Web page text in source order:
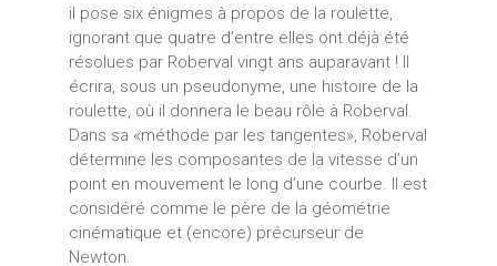
il pose six énigmes à propos de la roulette,
ignorant que quatre d’entre elles ont déjà été
résolues par Roberval vingt ans auparavant ! Il
écrira, sous un pseudonyme, une histoire de la
roulette, où il donnera le beau rôle à Roberval.
Dans sa «méthode par les tangentes», Roberval
détermine les composantes de la vitesse d’un
point en mouvement le long d’une courbe. Il est
considéré comme le père de la géométrie
cinématique et (encore) précurseur de
Newton.